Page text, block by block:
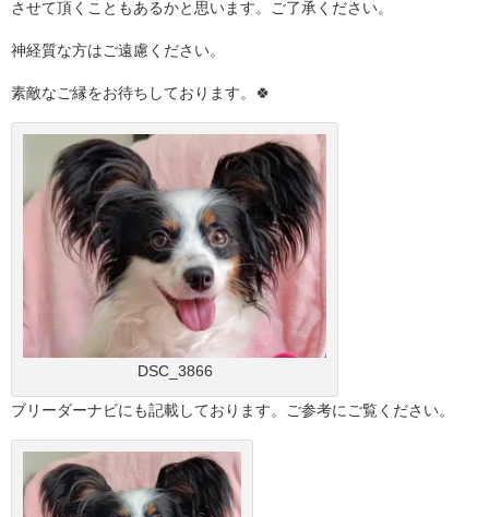
させて頂くこともあるかと思います。ご了承ください。
神経質な方はご遠慮ください。
素敵なご縁をお待ちしております。🍀
DSC_3866
ブリーダーナビにも記載しております。ご参考にご覧ください。